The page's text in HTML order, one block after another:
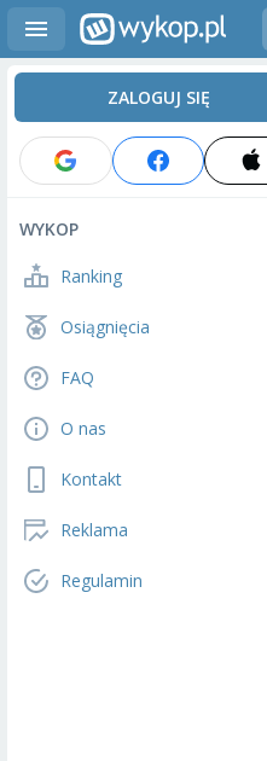
ZALOGUJ SIĘ
WYKOP
Ranking
Osiągnięcia
FAQ
O nas
Kontakt
Reklama
Regulamin